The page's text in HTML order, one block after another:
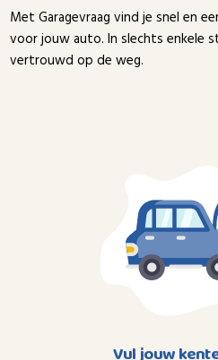
Met Garagevraag vind je snel en
voor jouw auto. In slechts enkele
vertrouwd op de weg.
Vul jouw